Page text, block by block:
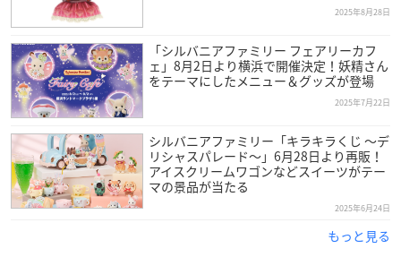
2025年8月28日
「シルバニアファミリー フェアリーカフ
ェ」8月2日より横浜で開催決定！妖精さん
をテーマにしたメニュー＆グッズが登場
2025年7月22日
シルバニアファミリー「キラキラくじ ～デ
リシャスパレード～」6月28日より再販！
アイスクリームワゴンなどスイーツがテー
マの景品が当たる
2025年6月24日
もっと見る